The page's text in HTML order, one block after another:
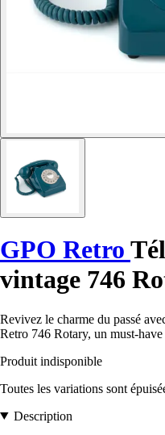
GPO Retro
vintage 746
Revivez le charme du passé
Retro 746 Rotary, un must-
Produit indisponible
Toutes les variations sont
Description